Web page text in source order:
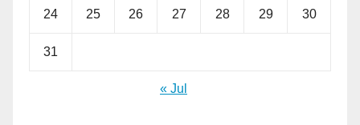
24 25 26 27 28 29 30
31
« Jul